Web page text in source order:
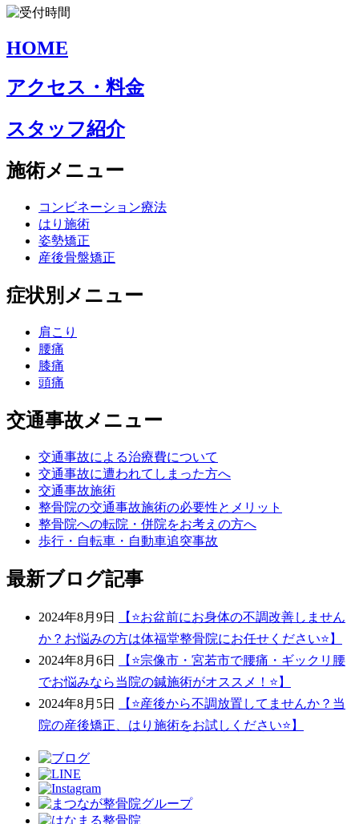
HOME
アクセス・料金
スタッフ紹介
施術メニュー
コンビネーション療法
はり施術
姿勢矯正
産後骨盤矯正
症状別メニュー
肩こり
腰痛
膝痛
頭痛
交通事故メニュー
交通事故による治療費について
交通事故に遭われてしまった方へ
交通事故施術
整骨院の交通事故施術の必要性とメリット
整骨院への転院・併院をお考えの方へ
歩行・自転車・自動車追突事故
最新ブログ記事
2024年8月9日
【⭐️お盆前にお身体の不調改善しません
か？お悩みの方は体福堂整骨院にお任せください⭐️】
2024年8月6日
【⭐宗像市・宮若市で腰痛・ギックリ腰
でお悩みなら当院の鍼施術がオススメ！⭐】
2024年8月5日
【⭐️産後から不調放置してませんか？当
院の産後矯正、はり施術をお試しください⭐️】